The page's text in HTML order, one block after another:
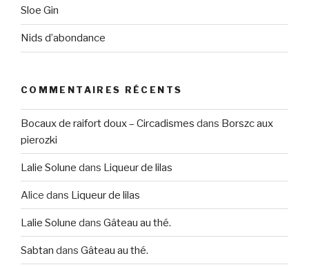
Sloe Gin
Nids d’abondance
COMMENTAIRES RÉCENTS
Bocaux de raifort doux – Circadismes dans Borszc aux
pierozki
Lalie Solune dans Liqueur de lilas
Alice dans Liqueur de lilas
Lalie Solune dans Gâteau au thé.
Sabtan dans Gâteau au thé.